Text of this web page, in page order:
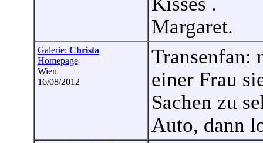
Margaret.
Galerie: Christa
Homepage
Wien
16/08/2012
Transenfan:
einer Frau
Sachen zu
Auto, dann